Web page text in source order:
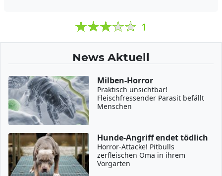
1
News Aktuell
Milben-Horror
Praktisch unsichtbar!
Fleischfressender Parasit befällt
Menschen
Hunde-Angriff endet tödlich
Horror-Attacke! Pitbulls
zerfleischen Oma in ihrem
Vorgarten